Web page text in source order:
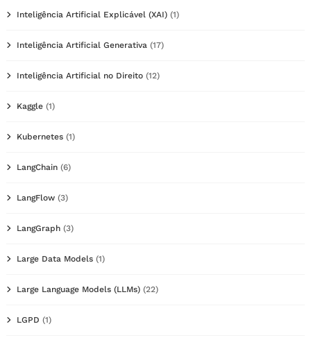
Inteligência Artificial Explicável (XAI) (1)
Inteligência Artificial Generativa (17)
Inteligência Artificial no Direito (12)
Kaggle (1)
Kubernetes (1)
LangChain (6)
LangFlow (3)
LangGraph (3)
Large Data Models (1)
Large Language Models (LLMs) (22)
LGPD (1)